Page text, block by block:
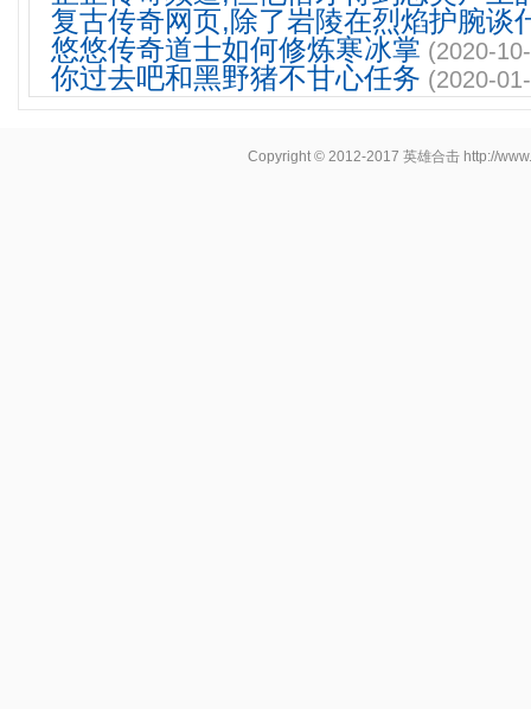
复古传奇网页,除了岩陵在烈焰护腕谈
悠悠传奇道士如何修炼寒冰掌 (2020-
你过去吧和黑野猪不甘心任务 (2020-
Copyright © 2012-2017 英雄合击 http://